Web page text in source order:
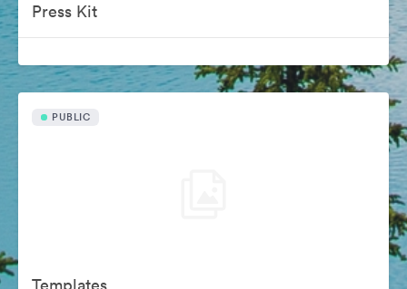
Press Kit
PUBLIC